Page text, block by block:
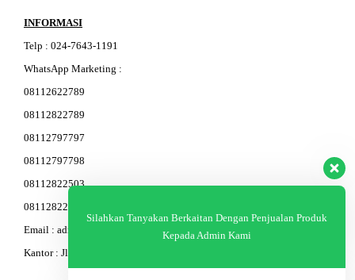
INFORMASI
Telp : 024-7643-1191
WhatsApp Marketing :
08112622789
08112822789
08112797797
08112797798
08112822503
08112822603
Email : admin@am-baja.com
Kantor : Jl. Gatot Subroto 7b Semarang.
Silahkan Tanyakan Berkaitan Dengan Penjualan Produk
Kepada Admin Kami